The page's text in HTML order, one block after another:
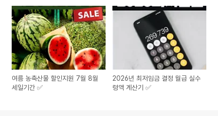
여름 농축산물 할인지원 7월 8월
세일기간 ✅
2026년 최저임금 결정 월급 실수
령액 계산기 ✅